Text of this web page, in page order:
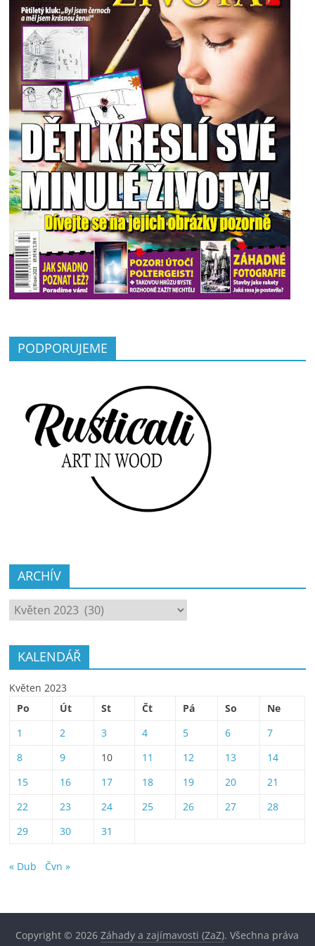
PODPORUJEME
ARCHÍV
ARCHÍV
KALENDÁŘ
Květen 2023
Po
Út St Čt Pá So
Ne
1
2 3 4 5 6
7
8
9 10 11 12 13
14
15
16 17 18 19 20
21
22
23 24 25 26 27
28
29
30 31
« Dub Čvn »
Copyright © 2026Záhady a zajímavosti (ZaZ). Všechna práva